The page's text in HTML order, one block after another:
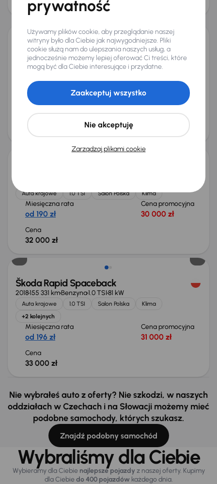
27 000 zł
Škoda Rapid Spaceback
2014142 725 kmAutomatDiesel1.6 TDI66 kW
Auta krajowe 1.6 TDI Salon Polska
DSG
+4 kolejnych
Miesięczna rata
od 179 zł
Cena promocyjna
29 000 zł
Cena
30 000 zł
Auta krajowe 1.0 TSI Salon Polska Klima
Miesięczna rata
od 190 zł
Cena promocyjna
30 000 zł
Cena
32 000 zł
Škoda Rapid Spaceback
2018155 331 kmBenzyna1.0 TSI81 kW
Auta krajowe 1.0 TSI Salon Polska
Klima
+2 kolejnych
Miesięczna rata
od 196 zł
Cena promocyjna
31 000 zł
Cena
33 000 zł
Nie wybrałeś auto z oferty? Nie szkodzi, w naszych
oddziałach w Czechach i na Słowacji możemy mieć
podobne samochody, których szukasz.
Znajdź podobny samochód
Wybraliśmy dla Ciebie
Wybieramy dla Ciebie najlepsze pojazdy z naszej oferty. Kupimy
dla Ciebiedo 400 pojazdówkażdego dnia.
prywatność
Używamy plików cookie, aby przeglądanie naszej
witryny było dla Ciebie jak najwygodniejsze. Pliki
cookie służą nam do ulepszania naszych usług, a
jednocześnie możemy lepiej oferować Ci treści, które
mogą być dla Ciebie interesujące i przydatne.
Zarządzaj plikami cookie
Nie akceptuję
Zaakceptuj wszystko